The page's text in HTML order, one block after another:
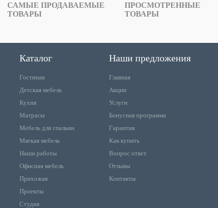
САМЫЕ ПРОДАВАЕМЫЕ
ТОВАРЫ
ПРОСМОТРЕННЫЕ
ТОВАРЫ
Каталог
Гостиная
Детская мебель
Кухня
Матрасы
Мебель для спальни
Мягкая мебель
Наши работы
Офисная мебель
Прихожая
Проекты
Студия
Наши предложения
Главная
Акции
Услуги
Бонусная программа
Гарантия
Как купить
Вопрос ответ
Отзывы
Контакты